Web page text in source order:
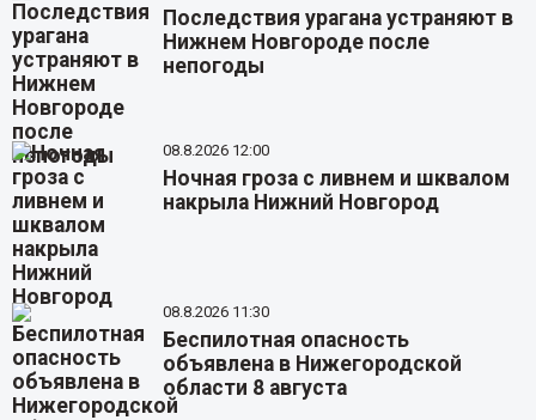
Последствия урагана устраняют в
Нижнем Новгороде после
непогоды
08.8.2026 12:00
Ночная гроза с ливнем и шквалом
накрыла Нижний Новгород
08.8.2026 11:30
Беспилотная опасность
объявлена в Нижегородской
области 8 августа